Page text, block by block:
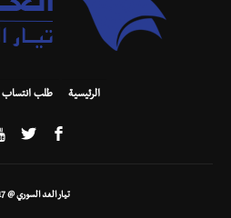
الرئيسية طلب انتساب
تيار الغد السوري @ 2017